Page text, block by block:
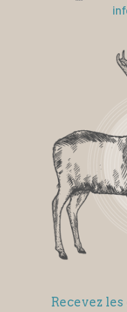
Recevez